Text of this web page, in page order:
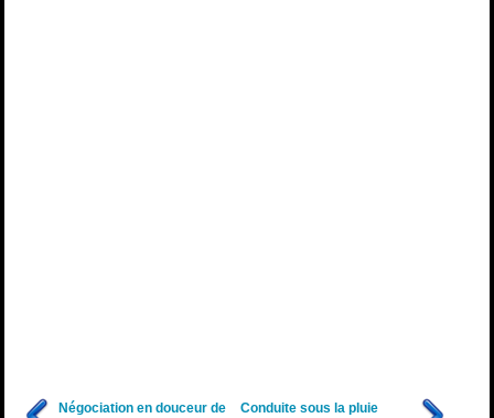
Négociation en douceur de
Conduite sous la pluie